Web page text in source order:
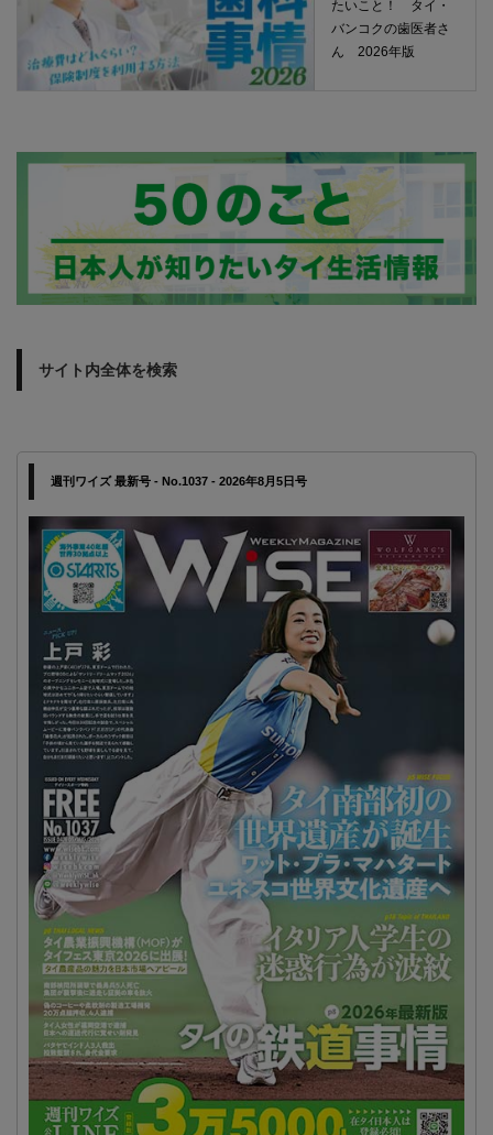
たいこと！ タイ・
バンコクの歯医者さ
ん 2026年版
サイト内全体を検索
週刊ワイズ 最新号 - No.1037 - 2026年8月5日号